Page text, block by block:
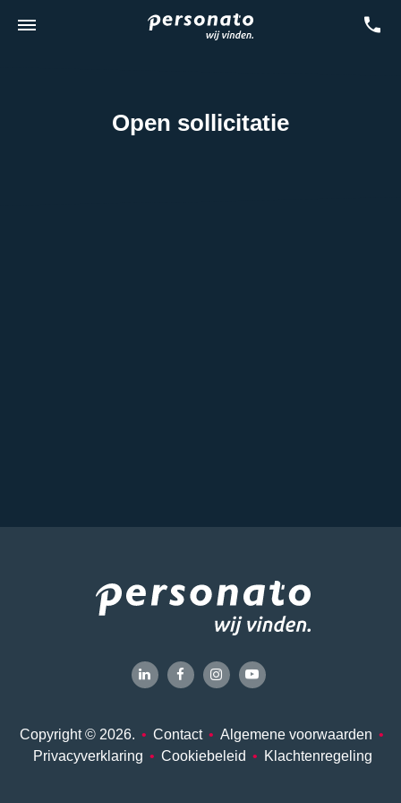
Open sollicitatie
Copyright © 2026. • Contact • Algemene voorwaarden •
Privacyverklaring • Cookiebeleid • Klachtenregeling